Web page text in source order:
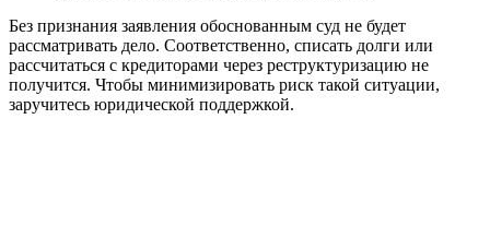
Без признания заявления обоснованным суд не будет
рассматривать дело. Соответственно, списать долги или
рассчитаться с кредиторами через реструктуризацию не
получится. Чтобы минимизировать риск такой ситуации,
заручитесь юридической поддержкой.